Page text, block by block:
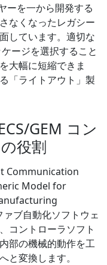
ーを一から開発する
なくなったレガシー
しています。適切な
ージを選択すること
大幅に短縮できま
「ライトアウト」製
GEM コン
役割
Communication
Model for
ブ自動化ソフトウェ
コントローラソフト
部の機械的動作を工
と変換します。